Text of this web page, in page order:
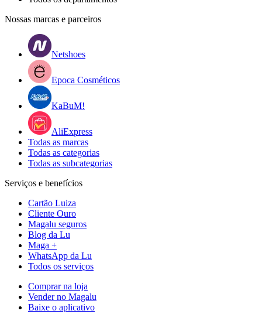
Nossas marcas e parceiros
Netshoes
Epoca Cosméticos
KaBuM!
AliExpress
Todas as marcas
Todas as categorias
Todas as subcategorias
Serviços e benefícios
Cartão Luiza
Cliente Ouro
Magalu seguros
Blog da Lu
Maga +
WhatsApp da Lu
Todos os serviços
Comprar na loja
Vender no Magalu
Baixe o aplicativo